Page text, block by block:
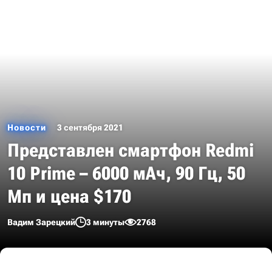
Новости 3 сентября 2021
Представлен смартфон Redmi
10 Prime – 6000 мАч, 90 Гц, 50
Мп и цена $170
Вадим Зарецкий 3 минуты 2768